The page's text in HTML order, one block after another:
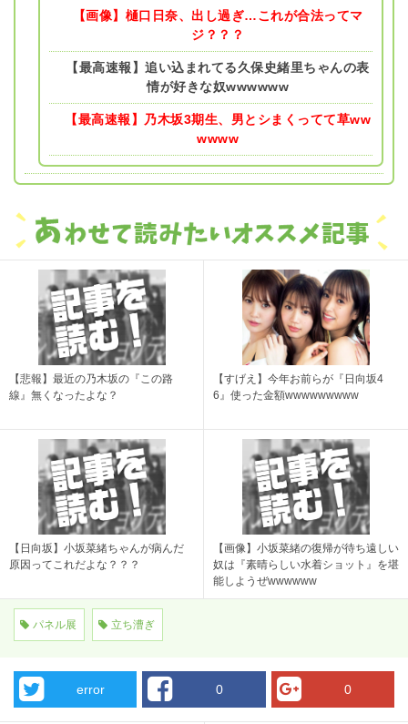
【画像】樋口日奈、出し過ぎ…これが合法ってマ
ジ？？？
【最高速報】追い込まれてる久保史緒里ちゃんの表
情が好きな奴wwwwww
【最高速報】乃木坂3期生、男とシまくってて草ww
wwww
【悲報】最近の乃木坂の『この路
線』無くなったよな？
【すげえ】今年お前らが『日向坂4
6』使った金額wwwwwwwww
【日向坂】小坂菜緒ちゃんが病んだ
原因ってこれだよな？？？
【画像】小坂菜緒の復帰が待ち遠しい
奴は『素晴らしい水着ショット』を堪
能しようぜwwwwww
パネル展 立ち漕ぎ
error 0 0